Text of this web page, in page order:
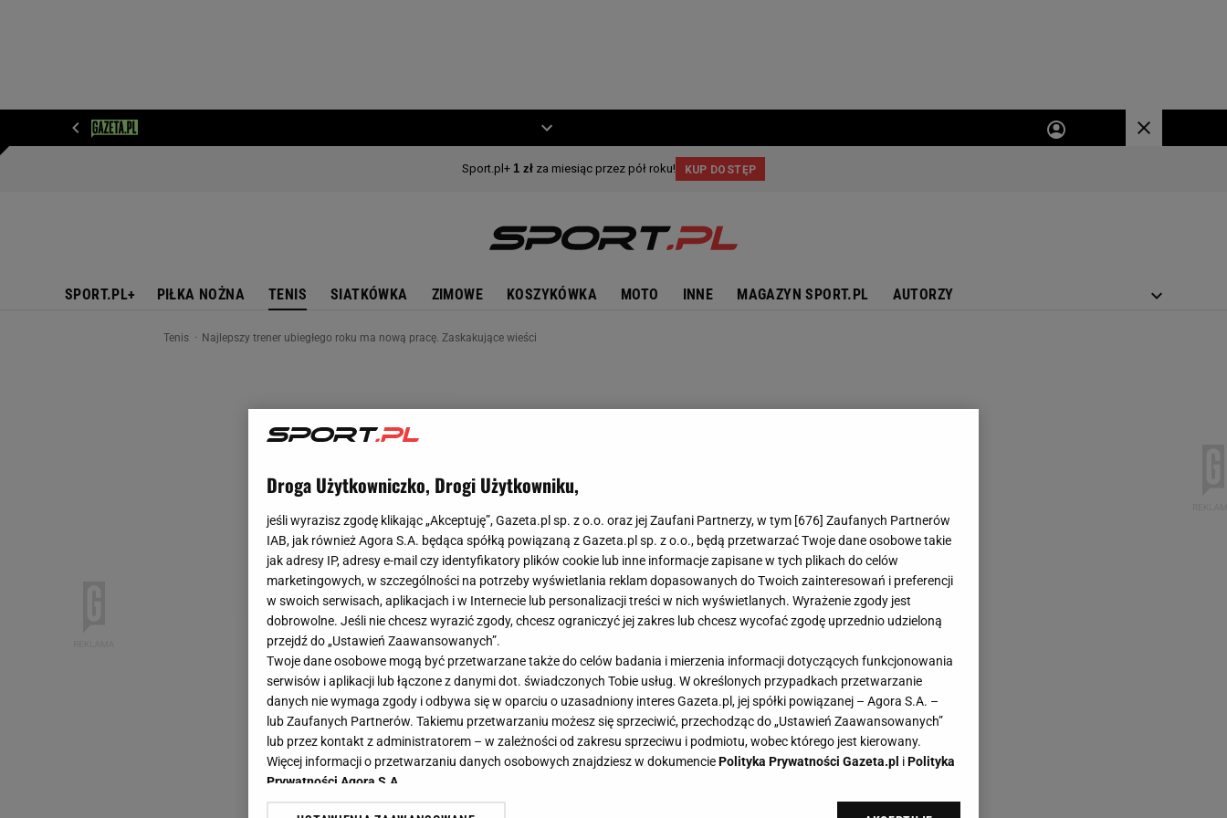
SPORT.PL+ PIŁKA NOŻNA TENIS SIATKÓWKA ZIMOWE KOSZYKÓWKA MOTO INNE MAGAZYN SPORT.PL AUTORZY
Tenis Najlepszy trener ubiegłego roku ma nową pracę. Zaskakujące wieści
Droga Użytkowniczko, Drogi Użytkowniku,
jeśli wyrazisz zgodę klikając „Akceptuję”, Gazeta.pl sp. z o.o. oraz jej Zaufani Partnerzy, w tym [676] Zaufanych Partnerów
IAB, jak również Agora S.A. będąca spółką powiązaną z Gazeta.pl sp. z o.o., będą przetwarzać Twoje dane osobowe takie
jak adresy IP, adresy e-mail czy identyfikatory plików cookie lub inne informacje zapisane w tych plikach do celów
marketingowych, w szczególności na potrzeby wyświetlania reklam dopasowanych do Twoich zainteresowań i preferencji
w swoich serwisach, aplikacjach i w Internecie lub personalizacji treści w nich wyświetlanych. Wyrażenie zgody jest
dobrowolne. Jeśli nie chcesz wyrazić zgody, chcesz ograniczyć jej zakres lub chcesz wycofać zgodę uprzednio udzieloną
przejdź do „Ustawień Zaawansowanych”.
Twoje dane osobowe mogą być przetwarzane także do celów badania i mierzenia informacji dotyczących funkcjonowania
serwisów i aplikacji lub łączone z danymi dot. świadczonych Tobie usług. W określonych przypadkach przetwarzanie
danych nie wymaga zgody i odbywa się w oparciu o uzasadniony interes Gazeta.pl, jej spółki powiązanej – Agora S.A. –
lub Zaufanych Partnerów. Takiemu przetwarzaniu możesz się sprzeciwić, przechodząc do „Ustawień Zaawansowanych”
lub przez kontakt z administratorem – w zależności od zakresu sprzeciwu i podmiotu, wobec którego jest kierowany.
Więcej informacji o przetwarzaniu danych osobowych znajdziesz w dokumenciePolityka Prywatności Gazeta.pl iPolityka
Prywatności Agora S.A.